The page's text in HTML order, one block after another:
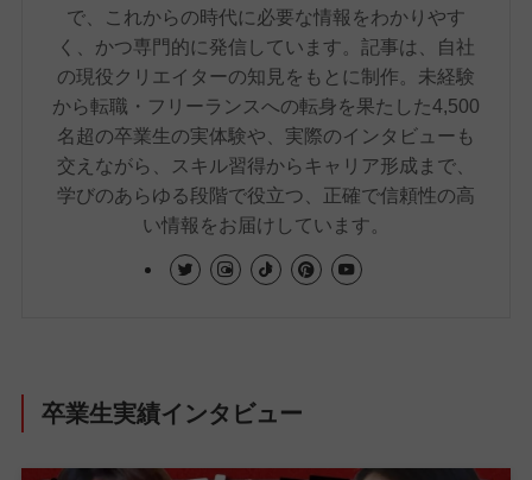
で、これからの時代に必要な情報をわかりやす
く、かつ専門的に発信しています。記事は、自社
の現役クリエイターの知見をもとに制作。未経験
から転職・フリーランスへの転身を果たした4,500
名超の卒業生の実体験や、実際のインタビューも
交えながら、スキル習得からキャリア形成まで、
学びのあらゆる段階で役立つ、正確で信頼性の高
い情報をお届けしています。
卒業生実績インタビュー